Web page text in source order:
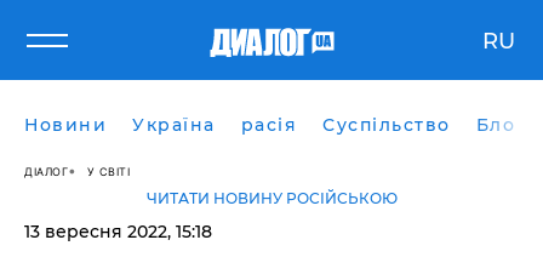
RU
Новини Україна расія Суспільство Блоги
ДІАЛОГ У СВІТІ
ЧИТАТИ НОВИНУ РОСІЙСЬКОЮ
13 вересня 2022, 15:18